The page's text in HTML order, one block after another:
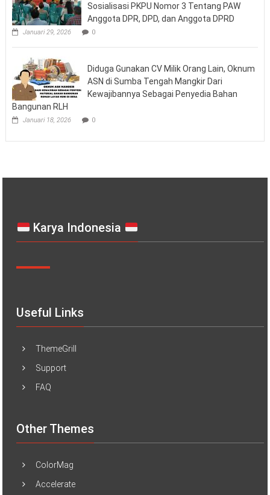
Sosialisasi PKPU Nomor 3 Tentang PAW
Anggota DPR, DPD, dan Anggota DPRD
Januari 29, 2026 0
Diduga Gunakan CV Milik Orang Lain, Oknum
ASN di Sumba Tengah Mangkir Dari
Kewajibannya Sebagai Penyedia Bahan
Bangunan RLH
Januari 18, 2026 0
Karya Indonesia
Useful Links
ThemeGrill
Support
FAQ
Other Themes
ColorMag
Accelerate